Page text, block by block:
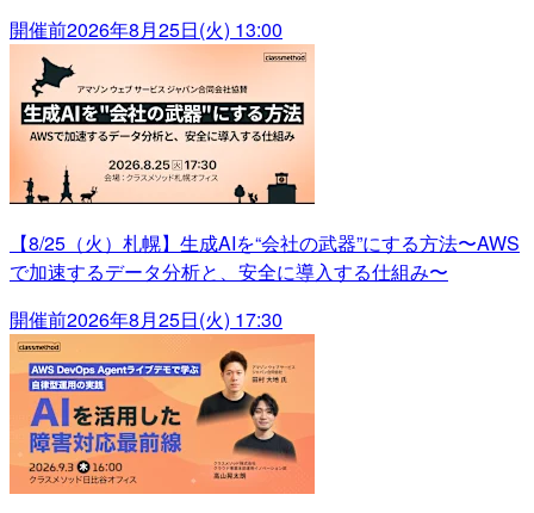
開催前2026年8月25日(火) 13:00
【8/25（火）札幌】生成AIを“会社の武器”にする方法〜AWS
で加速するデータ分析と、安全に導入する仕組み〜
開催前2026年8月25日(火) 17:30